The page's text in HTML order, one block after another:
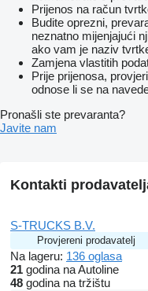
Prijenos na račun
Budite oprezni,
neznatno mijenjajući
ako vam je naziv
Zamjena vlastitih
Prije prijenosa,
odnose li se na
Pronašli ste prevaranta?
Javite nam
Kontakti
S-TRUCKS B.V.
Provjereni prodavatelj
Na lageru: 136 oglasa
21 godina na Autoline
48 godina na tržištu